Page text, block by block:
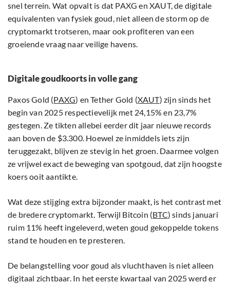
snel terrein. Wat opvalt is dat PAXG en XAUT, de digitale
equivalenten van fysiek goud, niet alleen de storm op de
cryptomarkt trotseren, maar ook profiteren van een
groeiende vraag naar veilige havens.
Digitale goudkoorts in volle gang
Paxos Gold (PAXG) en Tether Gold (XAUT) zijn sinds het
begin van 2025 respectievelijk met 24,15% en 23,7%
gestegen. Ze tikten allebei eerder dit jaar nieuwe records
aan boven de $3.300. Hoewel ze inmiddels iets zijn
teruggezakt, blijven ze stevig in het groen. Daarmee volgen
ze vrijwel exact de beweging van spotgoud, dat zijn hoogste
koers ooit aantikte.
Wat deze stijging extra bijzonder maakt, is het contrast met
de bredere cryptomarkt. Terwijl Bitcoin (BTC) sinds januari
ruim 11% heeft ingeleverd, weten goud gekoppelde tokens
stand te houden en te presteren.
De belangstelling voor goud als vluchthaven is niet alleen
digitaal zichtbaar. In het eerste kwartaal van 2025 werd er